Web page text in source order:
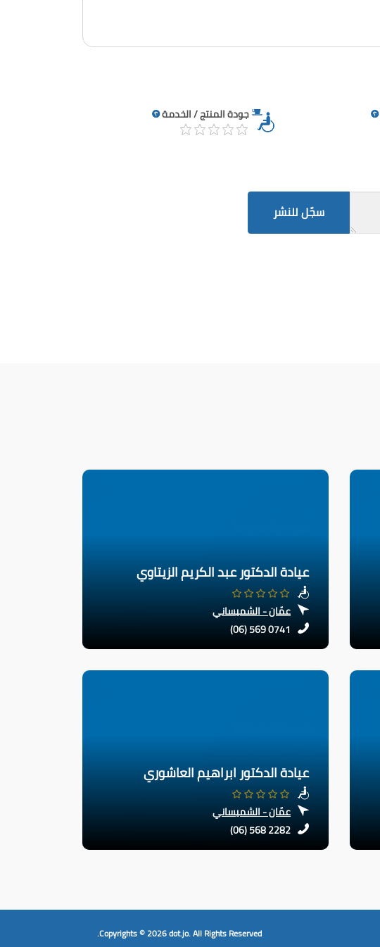
جودة المنتج / الخدمة
سجّل للنشر
عيادة الدكتور عبد الكريم الزيتاوي
عمّان - الشميساني
(06) 569 0741
عيادة الدكتور ابراهيم العاشوري
عمّان - الشميساني
(06) 568 2282
Copyrights © 2026dot.jo.All Rights Reserved.